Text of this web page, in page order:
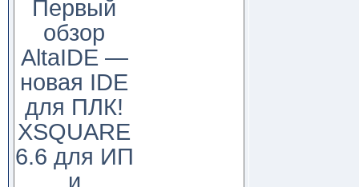
Первый
обзор
AltaIDE —
новая IDE
для ПЛК!
XSQUARE
6.6 для ИП
и